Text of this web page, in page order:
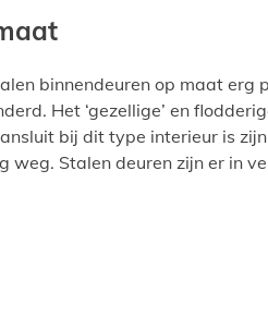
binnendeuren op maat erg
Het ‘gezellige’ en
bij dit type interieur is zijn
weg. Stalen deuren zijn er in